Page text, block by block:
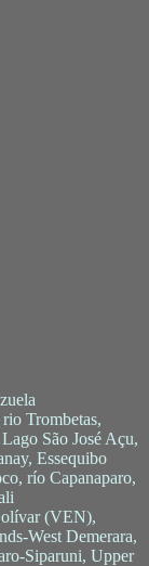
Trombetas,
São José Açu,
Essequibo
río Capanaparo,
(VEN),
West Demerara,
Siparuni, Upper